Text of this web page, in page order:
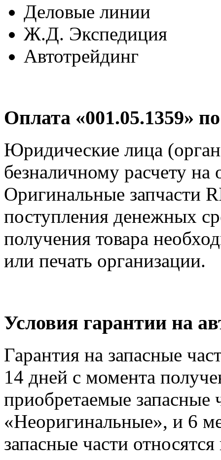
Деловые линии
Ж.Д. Экспедиция
Автотрейдинг
Оплата «001.05.1359»
Юридические лица
безналичному расчету на
Оригинальные запчасти
поступления денежных
получения товара
или печать организации.
Условия гарантии на
Гарантия на запасные
14 дней с момента
приобретаемые запасные
«Неоригинальные», и 6
запасные части